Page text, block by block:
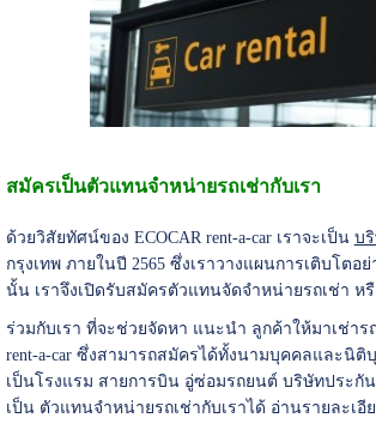
สมัครเป็นตัวแทนจำหน่ายรถเช่ากับเรา
ด้วยวิสัยทัศน์ของ ECOCAR rent-a-car เราจะเป็น บ
กรุงเทพ ภายในปี 2565 ซึ่งเราวางแผนการเติบโตอ
นั้น เราจึงเปิดรับสมัครตัวแทนจัดจำหน่ายรถเช่า ห
ร่วมกับเรา ที่จะช่วยจัดหา แนะนำ ลูกค้าให้มาเช่าร
rent-a-car ซึ่งสามารถสมัครได้ทั้งนามบุคคลและนิ
เป็นโรงแรม สายการบิน อู่ซ่อมรถยนต์ บริษัทประกั
เป็น ตัวแทนจำหน่ายรถเช่ากับเราได้ อ่านรายละเอี